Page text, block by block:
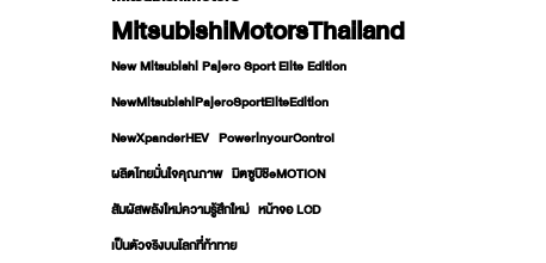
MitsubishiMotorsThailand
New Mitsubishi Pajero Sport Elite Edition
NewMitsubishiPajeroSportEliteEdition
NewXpanderHEV PowerinyourControl
ผลิตไทยมั่นใจคุณภาพ มิตซูบิชิeMOTION
สัมผัสพลังใหม่ความรู้สึกใหม่ หน้าจอ LCD
เป็นตัวจริงบนโลกที่ท้าทาย